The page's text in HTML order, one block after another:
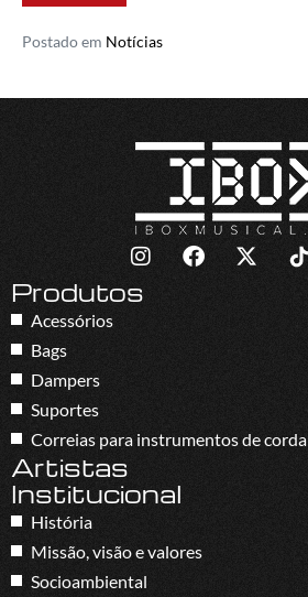
Postado em Notícias
Produtos
Acessórios
Bags
Dampers
Suportes
Correias para instrumentos de corda
Artistas
Institucional
História
Missão, visão e valores
Socioambiental